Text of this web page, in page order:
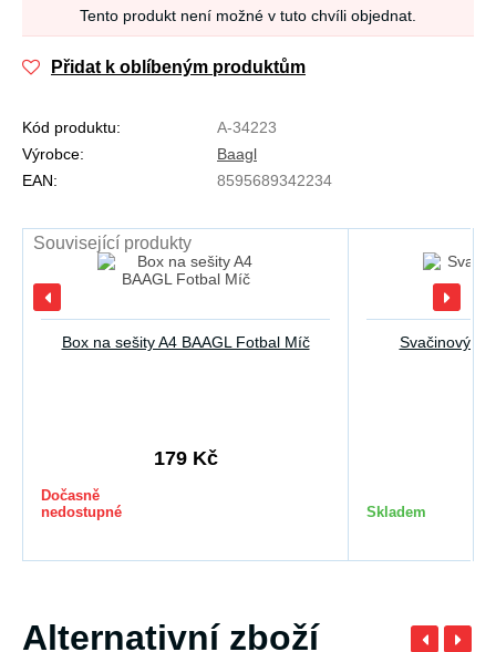
Tento produkt není možné v tuto chvíli objednat.
Přidat k oblíbeným produktům
Kód produktu:
A-34223
Výrobce:
Baagl
EAN:
8595689342234
Související produkty
Box na sešity A4 BAAGL Fotbal Míč
179 Kč
Dočasně
nedostupné
Svačinový
Skladem
Alternativní zboží